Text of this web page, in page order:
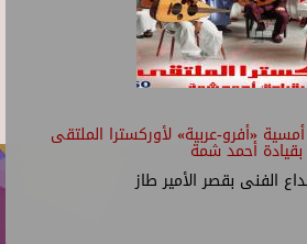
«أفرو-عربية» لأوركسترا الملتقى
بقيادة أحمد شمة
الفنى بقصر الأمير طاز